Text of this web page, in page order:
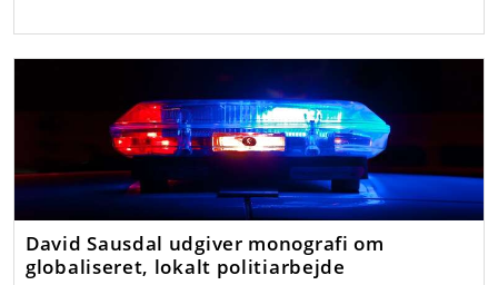
David Sausdal udgiver monografi om
globaliseret, lokalt politiarbejde